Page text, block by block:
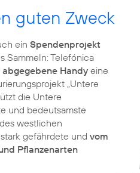
guten Zweck
ein Spendenprojekt
Sammeln: Telefónica
abgegebene Handy eine
„Untere
die Untere
und bedeutsamste
westlichen
gefährdete und vom
Pflanzenarten